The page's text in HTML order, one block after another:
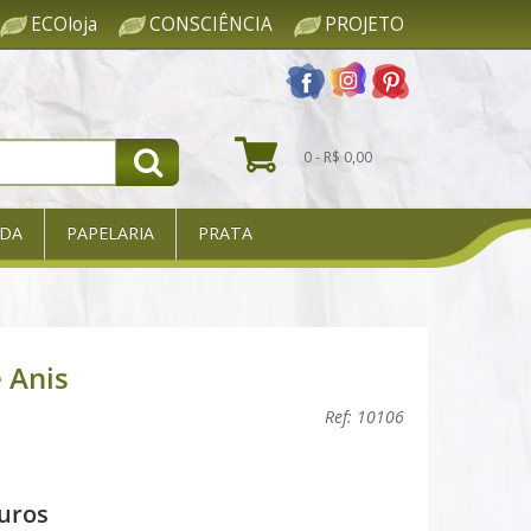
ECOloja CONSCIÊNCIA PROJETO
0 - R$ 0,00
PAPELARIA PRATA
Anis
Ref: 10106